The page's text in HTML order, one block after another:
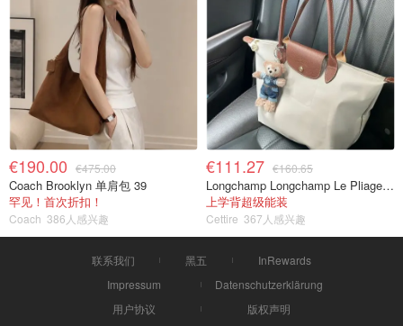
€190.00 €475.00
Coach Brooklyn 单肩包 39
罕见！首次折扣！
Coach 386人感兴趣
€111.27 €160.65
Longchamp Longchamp Le Pliage 大号手提包
上学背超级能装
Cettire 367人感兴趣
联系我们 黑五
InRewards
Impressum
Datenschutzerklärung
用户协议
版权声明